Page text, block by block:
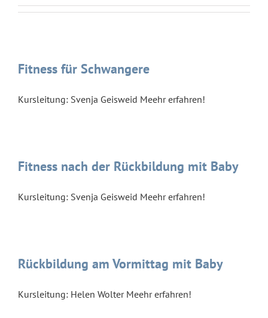
Fitness für Schwangere
Kursleitung: Svenja Geisweid Meehr erfahren!
Fitness nach der Rückbildung mit Baby
Kursleitung: Svenja Geisweid Meehr erfahren!
Rückbildung am Vormittag mit Baby
Kursleitung: Helen Wolter Meehr erfahren!